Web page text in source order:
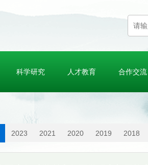
科学研究 人才教育 合作交流
2023 2021 2020 2019 2018